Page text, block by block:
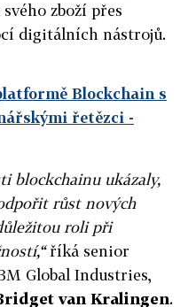
zboží přes
digitálních nástrojů.
Blockchain s
řetězci -
blockchainu ukázaly,
růst nových
roli při
říká senior
Global Industries,
van Kralingen.